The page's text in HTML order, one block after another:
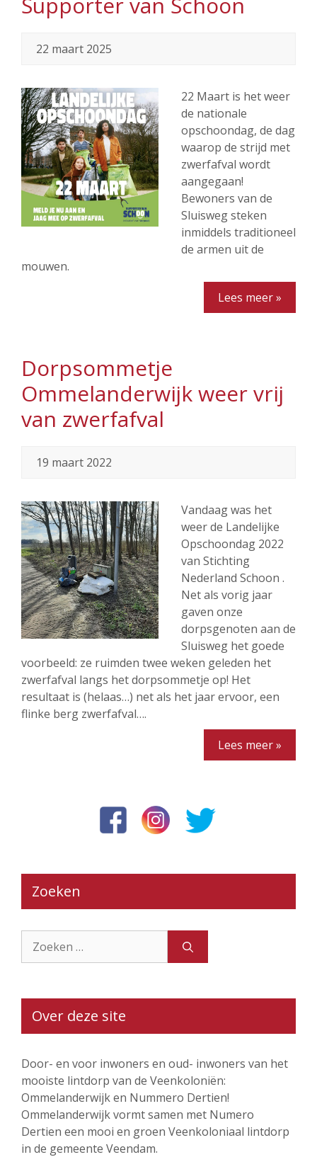
22 maart 2025
22 Maart is het weer
de nationale
opschoondag, de dag
waarop de strijd met
zwerfafval wordt
aangegaan!
Bewoners van de
Sluisweg steken
inmiddels traditioneel
de armen uit de
mouwen.
Lees meer »
Dorpsommetje
Ommelanderwijk weer vrij
van zwerfafval
19 maart 2022
Vandaag was het
weer de Landelijke
Opschoondag 2022
van Stichting
Nederland Schoon .
Net als vorig jaar
gaven onze
dorpsgenoten aan de
Sluisweg het goede
voorbeeld: ze ruimden twee weken geleden het
zwerfafval langs het dorpsommetje op! Het
resultaat is (helaas…) net als het jaar ervoor, een
flinke berg zwerfafval….
Lees meer »
Zoeken
naar:
Over deze site
Door- en voor inwoners en oud- inwoners van het
mooiste lintdorp van de Veenkoloniën:
Ommelanderwijk en Nummero Dertien!
Ommelanderwijk vormt samen met Numero
Dertien een mooi en groen Veenkoloniaal lintdorp
in de gemeente Veendam.